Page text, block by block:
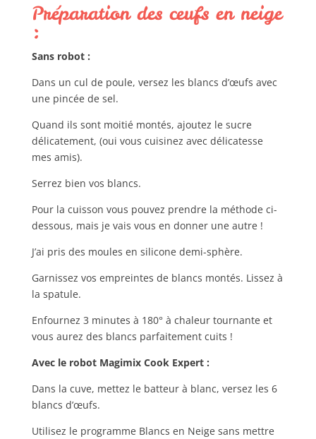
Préparation des œufs en neige
:
Sans robot :
Dans un cul de poule, versez les blancs d’œufs avec
une pincée de sel.
Quand ils sont moitié montés, ajoutez le sucre
délicatement, (oui vous cuisinez avec délicatesse
mes amis).
Serrez bien vos blancs.
Pour la cuisson vous pouvez prendre la méthode ci-
dessous, mais je vais vous en donner une autre !
J’ai pris des moules en silicone demi-sphère.
Garnissez vos empreintes de blancs montés. Lissez à
la spatule.
Enfournez 3 minutes à 180° à chaleur tournante et
vous aurez des blancs parfaitement cuits !
Avec le robot Magimix Cook Expert :
Dans la cuve, mettez le batteur à blanc, versez les 6
blancs d’œufs.
Utilisez le programme Blancs en Neige sans mettre